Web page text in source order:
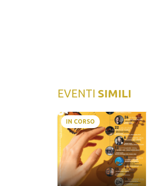
EVENTI SIMILI
IN CORSO